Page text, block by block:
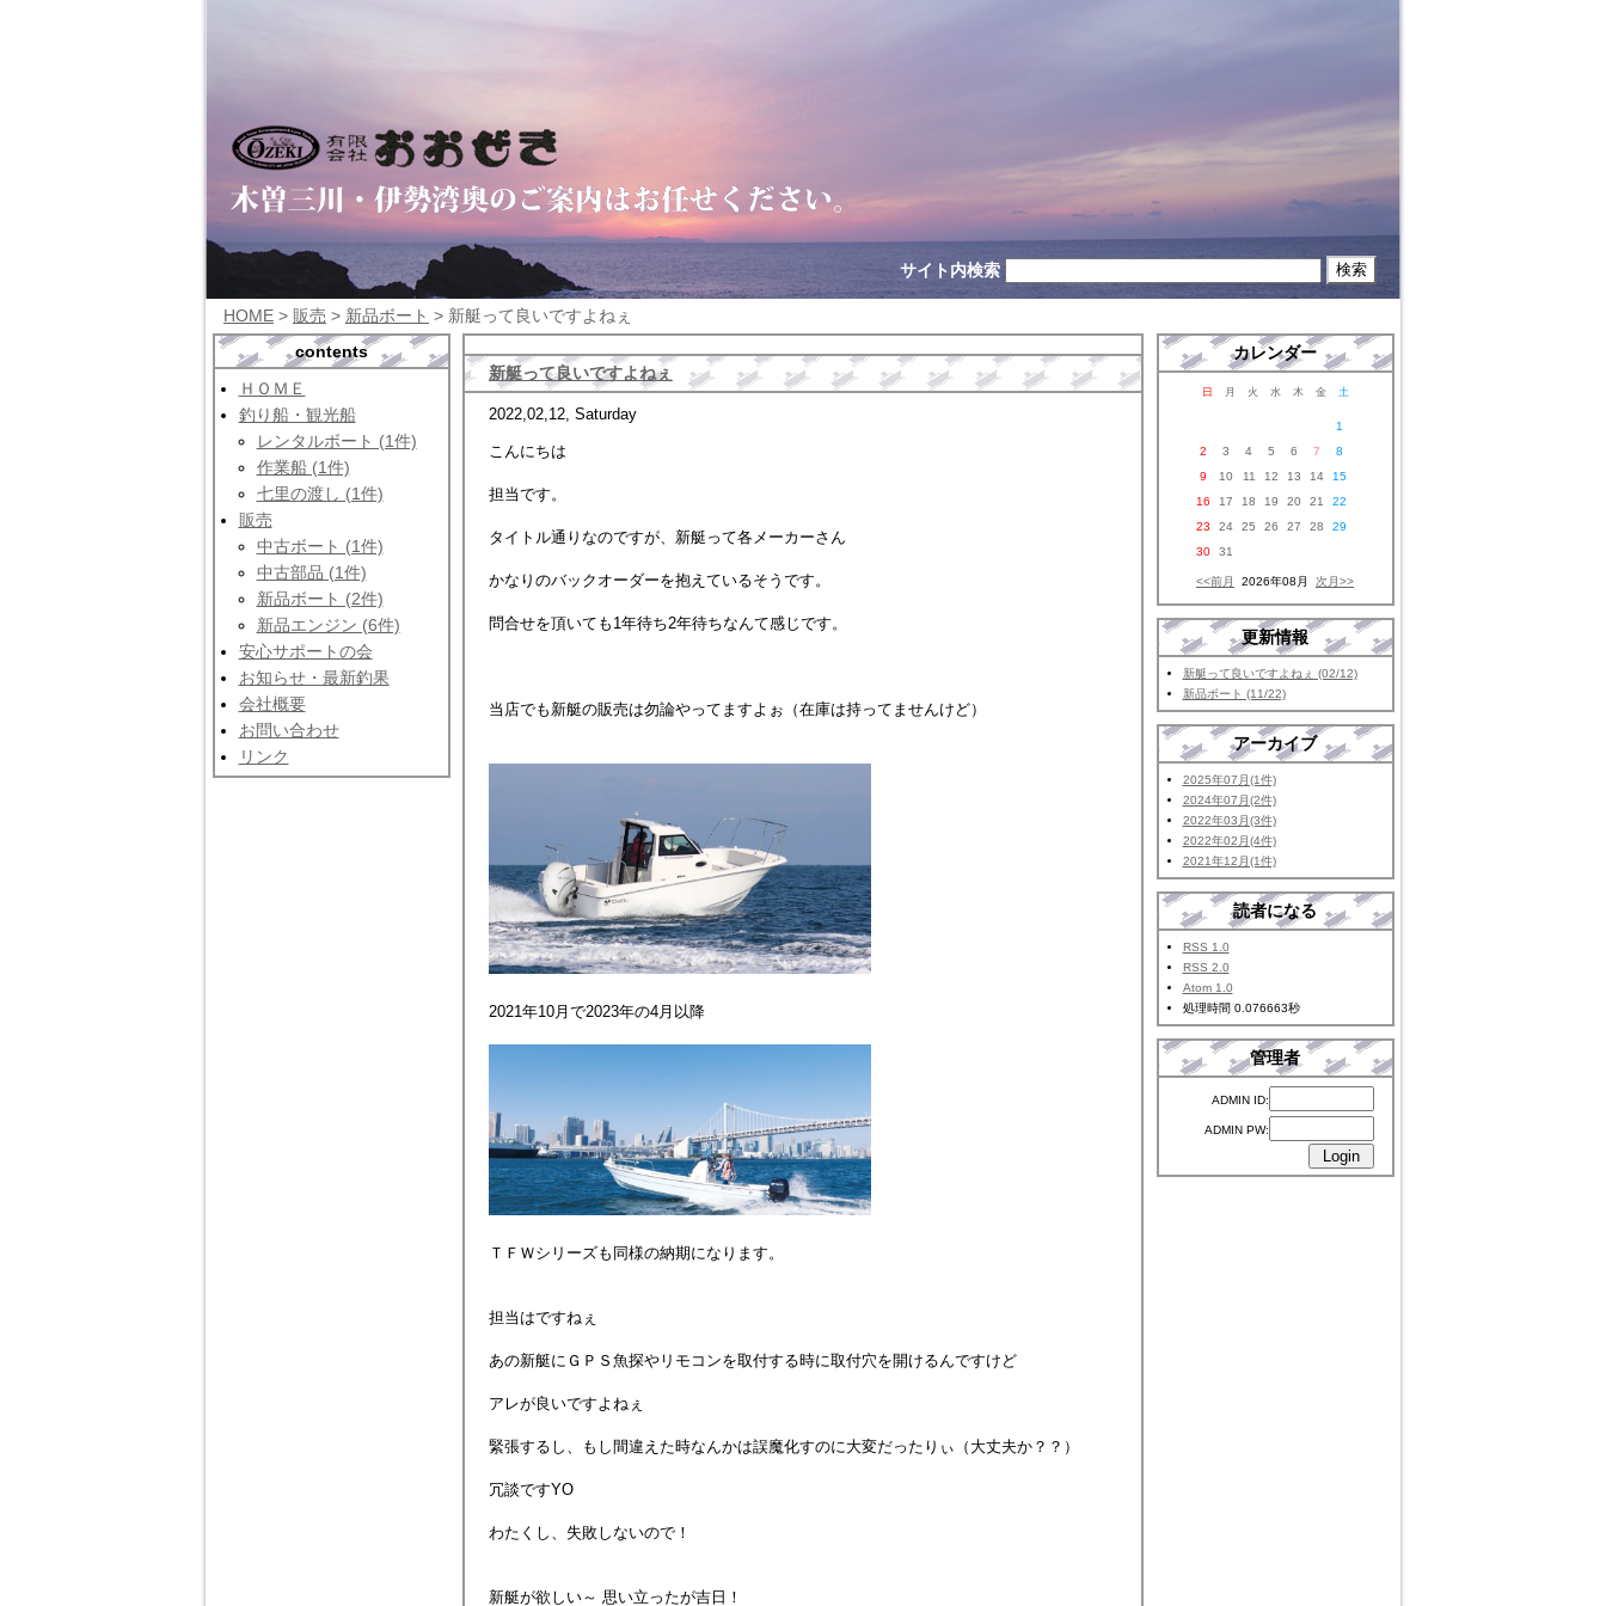
サイト内検索
HOME > 販売 > 新品ボート > 新艇って良いですよねぇ
contents
ＨＯＭＥ
釣り船・観光船
レンタルボート (1件)
作業船 (1件)
七里の渡し (1件)
販売
中古ボート (1件)
中古部品 (1件)
新品ボート (2件)
新品エンジン (6件)
安心サポートの会
お知らせ・最新釣果
会社概要
お問い合わせ
リンク
新艇って良いですよねぇ
2022,02,12, Saturday
こんにちは
担当です。
タイトル通りなのですが、新艇って各メーカーさん
かなりのバックオーダーを抱えているそうです。
問合せを頂いても1年待ち2年待ちなんて感じです。
当店でも新艇の販売は勿論やってますよぉ（在庫は持ってませんけど）
2021年10月で2023年の4月以降
ＴＦＷシリーズも同様の納期になります。
担当はですねぇ
あの新艇にＧＰＳ魚探やリモコンを取付する時に取付穴を開けるんですけど
アレが良いですよねぇ
緊張するし、もし間違えた時なんかは誤魔化すのに大変だったりぃ（大丈夫か？？）
冗談ですYO
わたくし、失敗しないので！
新艇が欲しい～ 思い立ったが吉日！
カレンダー
日 月 火 水 木 金 土
1
2
3 4 5 6 7
8
9
10 11 12 13 14
15
16
17 18 19 20 21
22
23
24 25 26 27 28
29
30
31
<<前月 2026年08月 次月>>
更新情報
新艇って良いですよねぇ (02/12)
新品ボート (11/22)
アーカイブ
2025年07月(1件)
2024年07月(2件)
2022年03月(3件)
2022年02月(4件)
2021年12月(1件)
読者になる
RSS 1.0
RSS 2.0
Atom 1.0
処理時間 0.076663秒
管理者
ADMIN ID:
ADMIN PW: